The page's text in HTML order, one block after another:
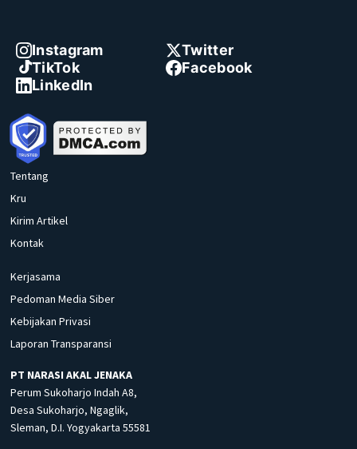
Instagram
Twitter
TikTok
Facebook
LinkedIn
Tentang
Kru
Kirim Artikel
Kontak
Kerjasama
Pedoman Media Siber
Kebijakan Privasi
Laporan Transparansi
PT NARASI AKAL JENAKA
Perum Sukoharjo Indah A8,
Desa Sukoharjo, Ngaglik,
Sleman, D.I. Yogyakarta 55581